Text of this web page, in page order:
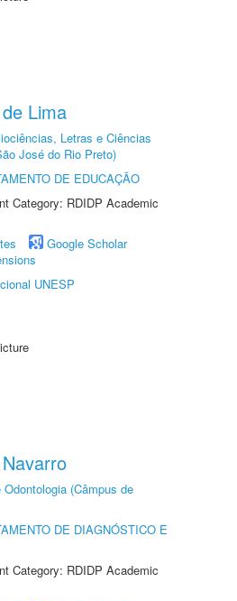
Lima
Letras e Ciências
José do Rio Preto)
DE EDUCAÇÃO
Category: RDIDP Academic
Google Scholar
UNESP
Odontologia (Câmpus de
DE DIAGNÓSTICO E
Category: RDIDP Academic